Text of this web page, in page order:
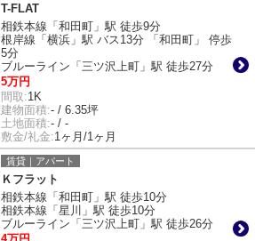
T-FLAT
相鉄本線「和田町」駅 徒歩9分
根岸線「横浜」駅 バス13分 「和田町」 停歩
5分
ブルーライン「三ツ沢上町」駅 徒歩27分
5万円
間取:1K
建物面積:- / 6.35坪
土地面積:- / -
敷金/礼金:1ヶ月/1ヶ月
賃貸｜アパート
Ｋフラット
相鉄本線「和田町」駅 徒歩10分
相鉄本線「星川」駅 徒歩10分
ブルーライン「三ツ沢上町」駅 徒歩26分